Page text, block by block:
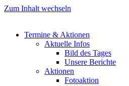
Zum Inhalt wechseln
Termine & Aktionen
Aktuelle Infos
Bild des Tages
Unsere Berichte
Aktionen
Fotoaktion